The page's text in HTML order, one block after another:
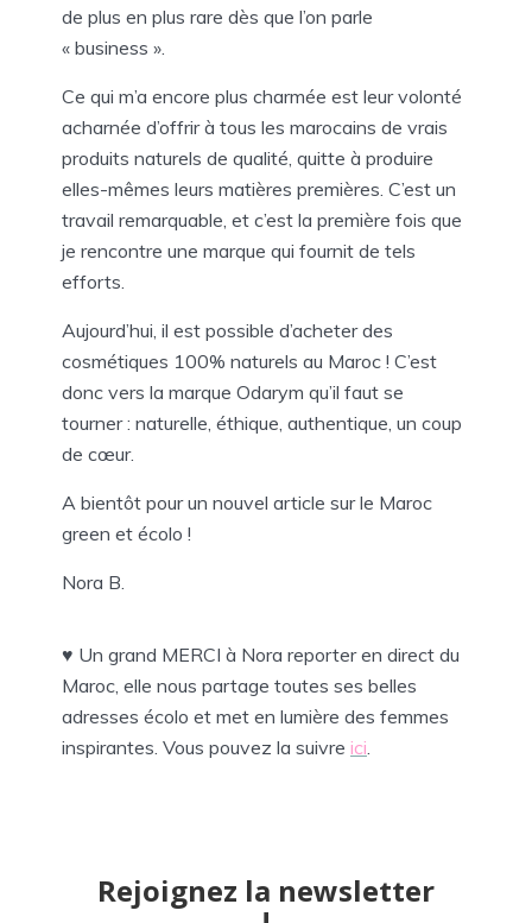
de plus en plus rare dès que l’on parle
« business ».
Ce qui m’a encore plus charmée est leur volonté
acharnée d’offrir à tous les marocains de vrais
produits naturels de qualité, quitte à produire
elles-mêmes leurs matières premières. C’est un
travail remarquable, et c’est la première fois que
je rencontre une marque qui fournit de tels
efforts.
Aujourd’hui, il est possible d’acheter des
cosmétiques 100% naturels au Maroc ! C’est
donc vers la marque Odarym qu’il faut se
tourner : naturelle, éthique, authentique, un coup
de cœur.
A bientôt pour un nouvel article sur le Maroc
green et écolo !
Nora B.
♥ Un grand MERCI à Nora reporter en direct du
Maroc, elle nous partage toutes ses belles
adresses écolo et met en lumière des femmes
inspirantes. Vous pouvez la suivre ici.
Rejoignez la newsletter